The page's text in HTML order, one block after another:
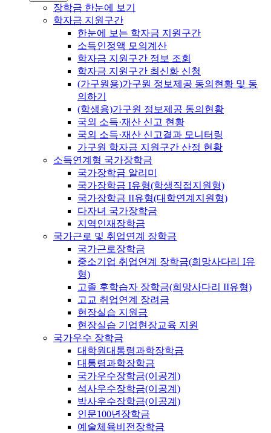
장학금 한눈에 보기
학자금 지원구간
한눈에 보는 학자금 지원구간
소득인정액 모의계산
학자금 지원구간 정보 조회
학자금 지원구간 최신화 신청
(가구원용)가구원 정보제공 동의현황 및 동
의하기
(학생용)가구원 정보제공 동의현황
국외 소득·재산 신고 현황
국외 소득·재산 신고결과 모니터링
가구원 학자금 지원구간 산정 현황
소득연계형 국가장학금
국가장학금 알리미
국가장학금 I유형(학생직접지원형)
국가장학금 II유형(대학연계지원형)
다자녀 국가장학금
지역인재장학금
국가근로 및 취업연계 장학금
국가근로장학금
중소기업 취업연계 장학금(희망사다리 I유
형)
고졸 후학습자 장학금(희망사다리 II유형)
고교 취업연계 장려금
현장실습 지원금
현장실습 기업현장교육 지원
국가우수 장학금
대학원대통령과학장학금
대통령과학장학금
국가우수장학금(이공계)
석사우수장학금(이공계)
박사우수장학금(이공계)
인문100년장학금
예술체육비전장학금